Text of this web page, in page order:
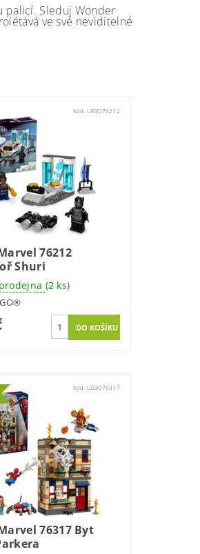
palicí. Sleduj Wonder
ve své neviditelné
Kód:LEGO76212
76212
Shuri
(2 ks)
Kód:LEGO76317
76317 Byt